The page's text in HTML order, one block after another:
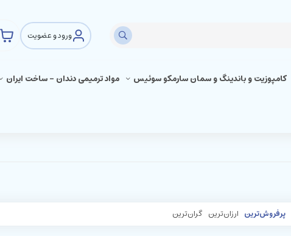
ورود و عضویت
کامپوزیت و باندینگ و سمان سارمکو سوئیس مواد ترمیمی دندان - ساخت ایران
پرفروش‌ترین ارزان‌ترین گران‌ترین